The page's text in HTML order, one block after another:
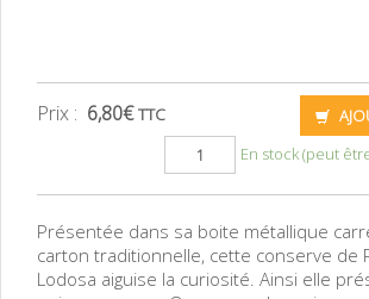
Prix : 6,80€ TTC
En stock (peut
Présentée dans sa boite métallique
carton traditionnelle, cette conserve de
Lodosa aiguise la curiosité. Ainsi elle